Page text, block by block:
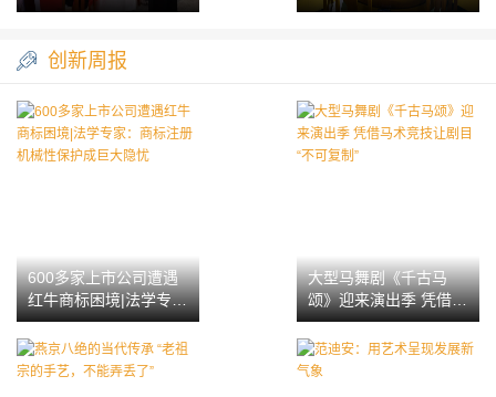
一线，开展红旗渠主题
伙人火热招募
创新周报
600多家上市公司遭遇
红牛商标困境|法学专
家：商标注册机械性保
护成巨大隐忧
大型马舞剧《千古马
颂》迎来演出季 凭借马
术竞技让剧目“不可复
制”